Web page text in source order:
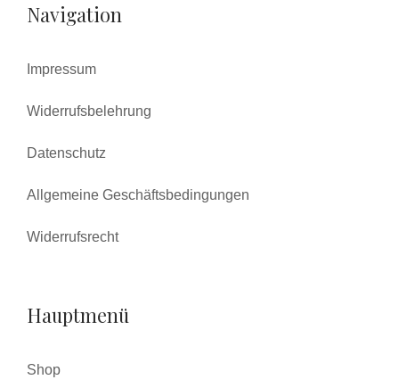
Navigation
Impressum
Widerrufsbelehrung
Datenschutz
Allgemeine Geschäftsbedingungen
Widerrufsrecht
Hauptmenü
Shop